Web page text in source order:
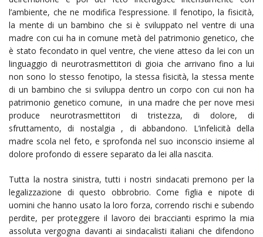
l’ambiente, che ne modifica l’espressione. Il fenotipo, la fisicità,
la mente di un bambino che si è sviluppato nel ventre di una
madre con cui ha in comune metà del patrimonio genetico, che
è stato fecondato in quel ventre, che viene atteso da lei con un
linguaggio di neurotrasmettitori di gioia che arrivano fino a lui
non sono lo stesso fenotipo, la stessa fisicità, la stessa mente
di un bambino che si sviluppa dentro un corpo con cui non ha
patrimonio genetico comune, in una madre che per nove mesi
produce neurotrasmettitori di tristezza, di dolore, di
sfruttamento, di nostalgia , di abbandono. L’infelicità della
madre scola nel feto, e sprofonda nel suo inconscio insieme al
dolore profondo di essere separato da lei alla nascita.
Tutta la nostra sinistra, tutti i nostri sindacati premono per la
legalizzazione di questo obbrobrio. Come figlia e nipote di
uomini che hanno usato la loro forza, correndo rischi e subendo
perdite, per proteggere il lavoro dei braccianti esprimo la mia
assoluta vergogna davanti ai sindacalisti italiani che difendono